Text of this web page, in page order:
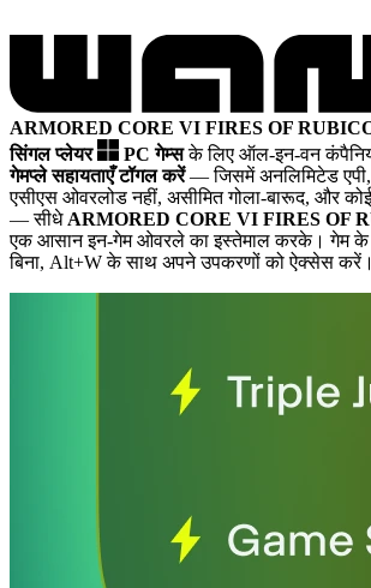
ARMORED CORE VI FIRES OF
सिंगल प्लेयर
PC गेम्सके लिए ऑल-इन-वन
गेमप्ले सहायताएँ टॉगल करें— जिसमें अनलिमिटेड एपी,
एसीएस ओवरलोड नहीं, असीमित गोला-बारूद, और कोई
— सीधे ARMORED CORE VI FIRES OF
एक आसान इन-गेम ओवरले का इस्तेमाल करके। गेम के
बिना, Alt+W के साथ अपने उपकरणों को ऐक्सेस करें।